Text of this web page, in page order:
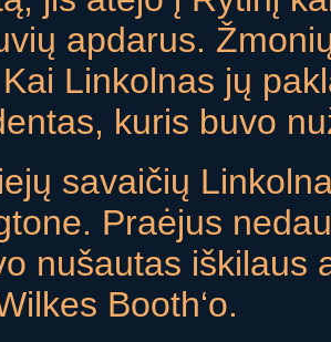
apdarus.
Linkolnas jų
kuris buvo
savaičių
Praėjus
nušautas iškilaus
Booth‘o.